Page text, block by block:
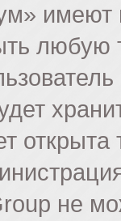
имеют
открыта
не